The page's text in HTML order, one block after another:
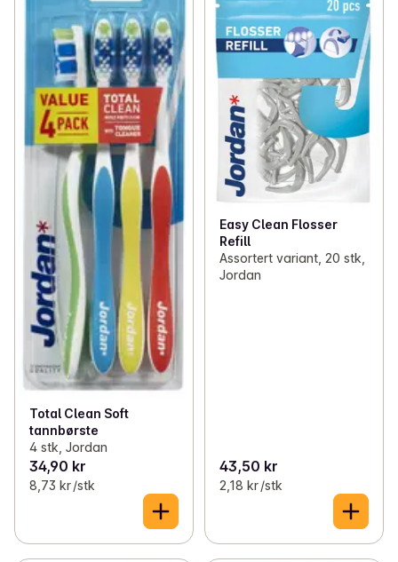
Total Clean Soft
tannbørste
4 stk, Jordan
34,90 kr
8,73 kr /stk
Easy Clean Flosser
Refill
Assortert variant, 20 stk,
Jordan
43,50 kr
2,18 kr /stk